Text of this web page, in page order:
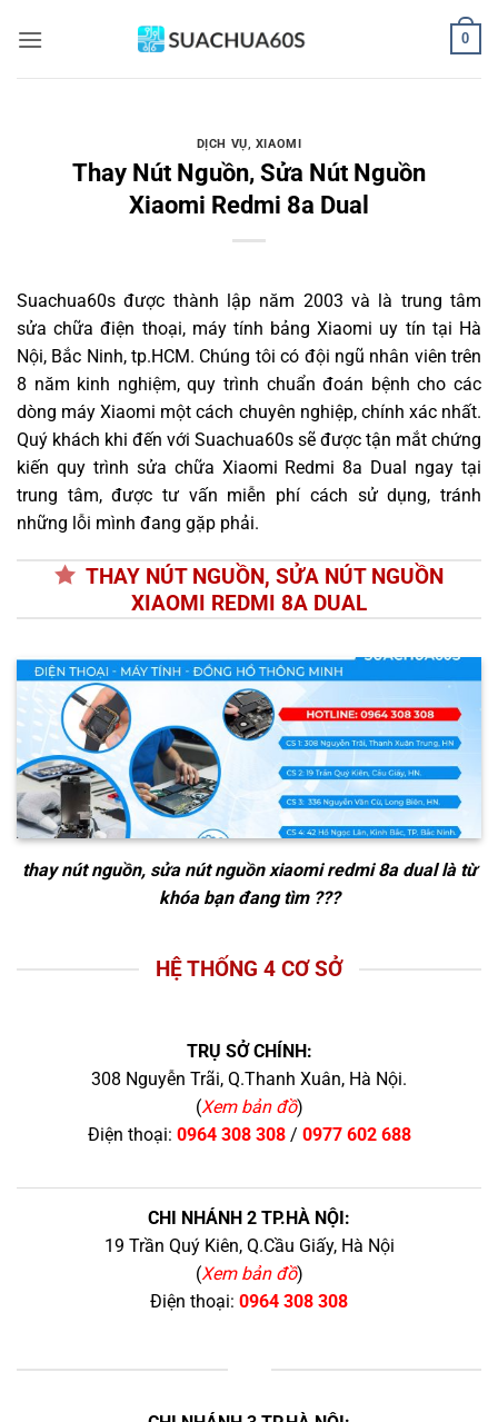
qua
0
DỊCH VỤ, XIAOMI
Thay Nút Nguồn, Sửa Nút Nguồn
Xiaomi Redmi 8a Dual
Suachua60s được thành lập năm 2003 và là trung tâm
sửa chữa điện thoại, máy tính bảng Xiaomi uy tín tại Hà
Nội, Bắc Ninh, tp.HCM. Chúng tôi có đội ngũ nhân viên trên
8 năm kinh nghiệm, quy trình chuẩn đoán bệnh cho các
dòng máy Xiaomi một cách chuyên nghiệp, chính xác nhất.
Quý khách khi đến với Suachua60s sẽ được tận mắt chứng
kiến quy trình sửa chữa Xiaomi Redmi 8a Dual ngay tại
trung tâm, được tư vấn miễn phí cách sử dụng, tránh
những lỗi mình đang gặp phải.
THAY NÚT NGUỒN, SỬA NÚT NGUỒN
XIAOMI REDMI 8A DUAL
thay nút nguồn, sửa nút nguồn xiaomi redmi 8a duallà từ
khóa bạn đang tìm ???
HỆ THỐNG 4 CƠ SỞ
TRỤ SỞ CHÍNH:
308 Nguyễn Trãi, Q.Thanh Xuân, Hà Nội.
(Xem bản đồ)
Điện thoại: 0964 308 308/ 0977 602 688
CHI NHÁNH 2 TP.HÀ NỘI:
19 Trần Quý Kiên, Q.Cầu Giấy, Hà Nội
(Xem bản đồ)
Điện thoại: 0964 308 308